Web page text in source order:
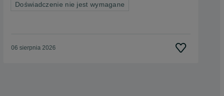
Doświadczenie nie jest wymagane
06 sierpnia 2026